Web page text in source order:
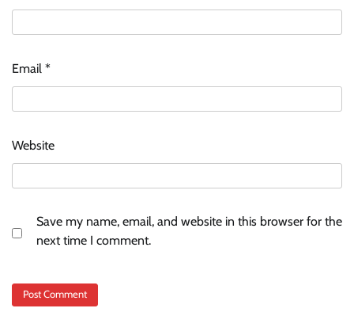
Email *
Website
Save my name, email, and website in this browser for the
next time I comment.